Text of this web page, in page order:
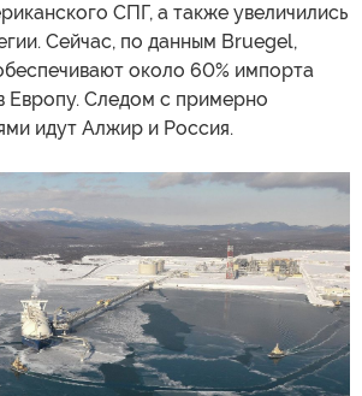
СПГ, а также увеличились
Сейчас, по данным Bruegel,
около 60% импорта
Европу. Следом с примерно
идут Алжир и Россия.